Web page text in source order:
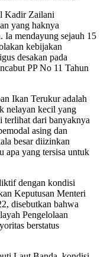
Kadir Zailani
yang haknya
Ia mendayung sejauh 15
kebijakan
desakan pada
PP No 11 Tahun
Ikan Terukur adalah
nelayan kecil yang
terlihat dari banyaknya
asing dan
besar diizinkan
apa yang tersisa untuk
dengan kondisi
Keputusan Menteri
disebutkan bahwa
Pengelolaan
berstatus